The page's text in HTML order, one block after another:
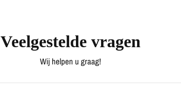
Veelgestelde vragen
Wij helpen u graag!